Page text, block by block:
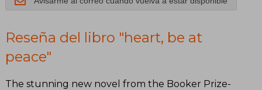
Reseña del libro "heart, be at
peace"
The stunning new novel from the Booker Prize-